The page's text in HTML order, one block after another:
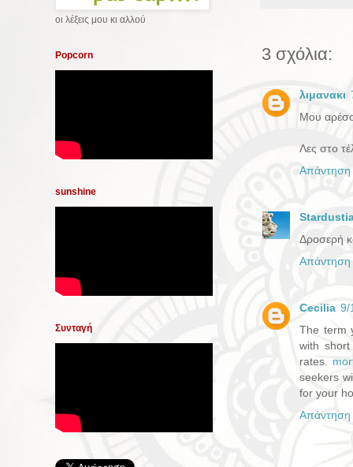
3 σχόλια:
λιμανακι
Μου
Λες στο
Απάντηση
Δροσερή
Απάντηση
Cecilia 9/
The term
with
rates.
seekers
for your
Απάντηση
οι λέξεις μου κι αλλού
Popcorn
sunshine
Συνταγή